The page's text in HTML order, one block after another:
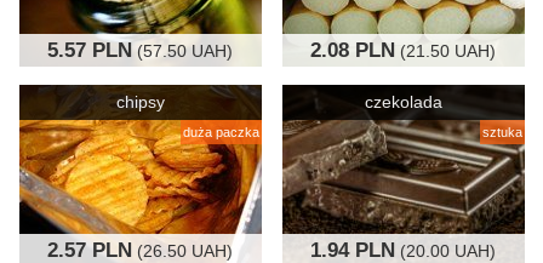
5.57 PLN (57.50 UAH) 2.08 PLN (21.50 UAH)
chipsy
duża paczka
2.57 PLN (26.50 UAH)
czekolada
sztuka
1.94 PLN (20.00 UAH)